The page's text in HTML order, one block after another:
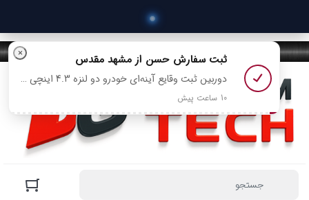
خری
ثبت سفارش حسن از مشهد مقدس